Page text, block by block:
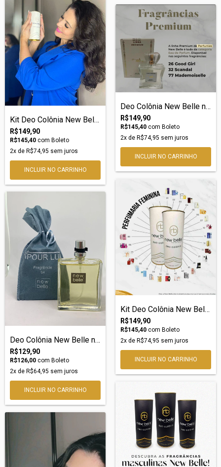
Kit Deo Colônia New Belle nº03 – Inspira...
R$149,90
R$145,40 com Boleto
2x de R$74,95 sem juros
Deo Colônia New Belle nº26 – Inspiração...
R$149,90
R$145,40 com Boleto
2x de R$74,95 sem juros
Deo Colônia New Belle nº94 Masculina
R$129,90
R$126,00 com Boleto
2x de R$64,95 sem juros
Kit Deo Colônia New Belle nº04 – DOLCE &...
R$149,90
R$145,40 com Boleto
2x de R$74,95 sem juros